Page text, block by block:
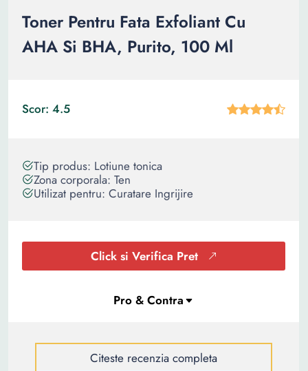
Toner Pentru Fata Exfoliant Cu
AHA Si BHA, Purito, 100 Ml
Scor: 4.5
Tip produs: Lotiune tonica
Zona corporala: Ten
Utilizat pentru: Curatare Ingrijire
Click si Verifica Pret
Citeste recenzia completa